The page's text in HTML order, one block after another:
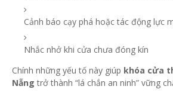
Cảnh báo cạy phá hoặc tác động lực
Nhắc nhở khi cửa chưa đóng kín
Chính những yếu tố này giúp khóa cửa
Nẵng trở thành “lá chắn an ninh” vững